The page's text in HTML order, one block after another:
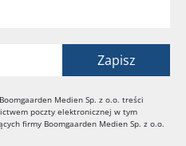
BOMAG BW
pracę na ciasnych
maszyny i mniej emisji
Medien Sp. z o.o. treści
firmy Boomgaarden Medien Sp. z o.o.